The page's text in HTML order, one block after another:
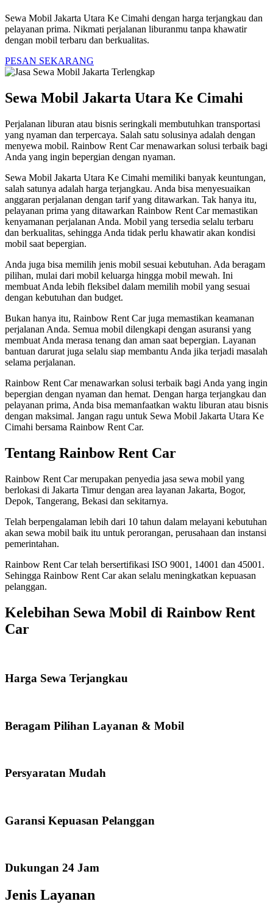
Sewa Mobil Jakarta Utara Ke Cimahi dengan harga terjangkau dan
pelayanan prima. Nikmati perjalanan liburanmu tanpa khawatir
dengan mobil terbaru dan berkualitas.
PESAN SEKARANG
Sewa Mobil Jakarta Utara Ke Cimahi
Perjalanan liburan atau bisnis seringkali membutuhkan transportasi
yang nyaman dan terpercaya. Salah satu solusinya adalah dengan
menyewa mobil. Rainbow Rent Car menawarkan solusi terbaik bagi
Anda yang ingin bepergian dengan nyaman.
Sewa Mobil Jakarta Utara Ke Cimahi memiliki banyak keuntungan,
salah satunya adalah harga terjangkau. Anda bisa menyesuaikan
anggaran perjalanan dengan tarif yang ditawarkan. Tak hanya itu,
pelayanan prima yang ditawarkan Rainbow Rent Car memastikan
kenyamanan perjalanan Anda. Mobil yang tersedia selalu terbaru
dan berkualitas, sehingga Anda tidak perlu khawatir akan kondisi
mobil saat bepergian.
Anda juga bisa memilih jenis mobil sesuai kebutuhan. Ada beragam
pilihan, mulai dari mobil keluarga hingga mobil mewah. Ini
membuat Anda lebih fleksibel dalam memilih mobil yang sesuai
dengan kebutuhan dan budget.
Bukan hanya itu, Rainbow Rent Car juga memastikan keamanan
perjalanan Anda. Semua mobil dilengkapi dengan asuransi yang
membuat Anda merasa tenang dan aman saat bepergian. Layanan
bantuan darurat juga selalu siap membantu Anda jika terjadi masalah
selama perjalanan.
Rainbow Rent Car menawarkan solusi terbaik bagi Anda yang ingin
bepergian dengan nyaman dan hemat. Dengan harga terjangkau dan
pelayanan prima, Anda bisa memanfaatkan waktu liburan atau bisnis
dengan maksimal. Jangan ragu untuk Sewa Mobil Jakarta Utara Ke
Cimahi bersama Rainbow Rent Car.
Tentang Rainbow Rent Car
Rainbow Rent Car merupakan penyedia jasa sewa mobil yang
berlokasi di Jakarta Timur dengan area layanan Jakarta, Bogor,
Depok, Tangerang, Bekasi dan sekitarnya.
Telah berpengalaman lebih dari 10 tahun dalam melayani kebutuhan
akan sewa mobil baik itu untuk perorangan, perusahaan dan instansi
pemerintahan.
Rainbow Rent Car telah bersertifikasi ISO 9001, 14001 dan 45001.
Sehingga Rainbow Rent Car akan selalu meningkatkan kepuasan
pelanggan.
Kelebihan Sewa Mobil di Rainbow Rent
Car
Harga Sewa Terjangkau
Beragam Pilihan Layanan & Mobil
Persyaratan Mudah
Garansi Kepuasan Pelanggan
Dukungan 24 Jam
Jenis Layanan